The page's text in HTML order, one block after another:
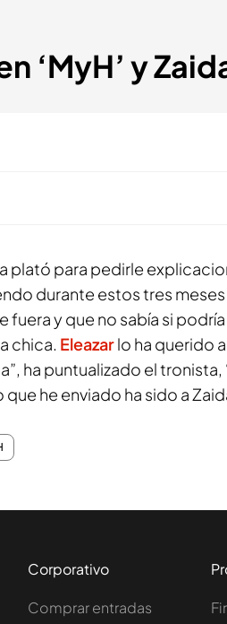
‘MyH’ y
plató para pedirle
durante estos tres meses
fuera y que no sabía si
chica. Eleazarlo ha querido
ha puntualizado el tronista,
he enviado ha sido a
Corporativo
Comprar entradas